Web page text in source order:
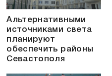
Альтернативными
источниками света
планируют
обеспечить районы
Севастополя